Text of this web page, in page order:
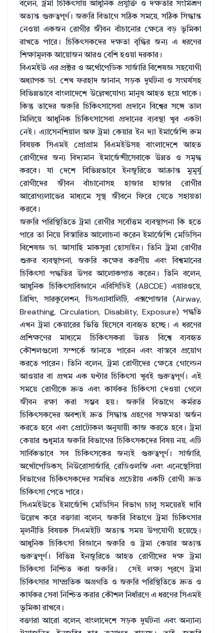
বলেন, ট্রমা চিকিৎসায় আধুনিক প্রযুক্তি ও দক্ষতার সংমিশ্রণ
অত্যন্ত গুরুত্বপূর্ণ। জরুরি বিভাগে সঠিক সময়ে, সঠিক সিদ্ধান্ত
নেওয়া একজন রোগীর জীবন বাঁচানোর ক্ষেত্রে বড় ভূমিকা
রাখতে পারে। চিকিৎসকদের দক্ষতা বৃদ্ধির জন্য এ ধরণের
শিক্ষামূলক আয়োজন আরও বেশি হওয়া দরকার।
বিএমইউ এর প্রক্টর ও অর্থোপেডিক সার্জারি বিশেষজ্ঞ সহযোগী
অধ্যাপক ডা. শেখ ফরহাদ জানান, সড়ক দুর্ঘটনা ও সংঘর্ষসহ
বিভিন্নভাবে বাংলাদেশে উল্লেখযোগ্য মানুষ আহত হয়ে থাকে।
কিন্তু তাদের জরুরি চিকিৎসাসেবা প্রদানে বিশ্বের সঙ্গে তাল
মিলিয়ে আধুনিক চিকিৎসাসেবা প্রদানের ব্যবস্থা খুব একটা
নেই। এ্যাসেনশিয়াল অফ ট্রমা কেয়ার ইন দ্যা ইমার্জেন্সি রুম
বিষয়ক সিএমই প্রোগ্রাম বিএমইউসহ বাংলাদেশে আহত
রোগীদের জন্য বিদ্যমান ইমার্জেন্সীসেবাকে উন্নত ও সমৃদ্ধ
করবে। যা দেশে বিভিন্নভাবে ইনজুরিতে আক্রান্ত মুমূর্ষু
রোগীদের জীবন বাঁচানোসহ হাজার হাজার রোগীর
আরোগ্যলাভের মাধ্যমে সুস্থ জীবনে ফিরে যেতে সহায়তা
করবে।
জরুরি পরিস্থিতিতে ট্রমা রোগীর সর্বোত্তম ব্যবস্থাপনা কি হতে
পারে তা নিয়ে বিস্তারিত আলোচনা করেন ইমার্জেন্সি মেডিসিন
বিশেষজ্ঞ ডা. আসাহি মাকসুরা হোসাইন। তিনি ট্রমা রোগীর
শুরুর ব্যবস্থাপনা, জরুরি কক্ষের করণীয় এবং বিশ্বমানের
চিকিৎসা পদ্ধতির উপর আলোকপাত করেন। তিনি বলেন,
আধুনিক চিকিৎসাবিজ্ঞানে এবিসিডিই (ABCDE) এয়ারওয়ে,
ব্রিথিং, সারকুলেশন, ডিসএ্যাবালিটি, এক্সপোজার (Airway,
Breathing, Circulation, Disability, Exposure) পদ্ধতি
এখন ট্রমা কেয়ারের ভিত্তি হিসেবে ব্যবহৃত হচ্ছে। এ ধরণের
প্রশিক্ষণের মাধ্যমে চিকিৎসকরা উন্নত বিশ্বে ব্যবহৃত
কৌশলগুলো সম্পর্কে জানতে পারেন এবং বাস্তবে প্রয়োগ
করতে পারেন। তিনি বলেন, ট্রমা রোগীদের ক্ষেত্রে গোল্ডেন
আওয়ার বা প্রথম এক ঘণ্টার চিকিৎসা খুবই গুরুত্বপূর্ণ। এই
সময়ে রোগীকে দ্রুত এবং কার্যকর চিকিৎসা দেওয়া গেলে
জীবন রক্ষা করা সম্ভব হয়। জরুরি বিভাগে কর্মরত
চিকিৎসকদের অবশ্যই দ্রুত সিদ্ধান্ত গ্রহণের সক্ষমতা অর্জন
করতে হবে এবং প্রোটোকল অনুযায়ী কাজ করতে হবে। ট্রমা
কেয়ার শুধুমাত্র জরুরি বিভাগের চিকিৎসকদের বিষয় নয়, এটি
সার্বিকভাবে সব চিকিৎসকের জন্যই গুরুত্বপূর্ণ। সার্জারি,
অর্থোপেডিকস, নিউরোসার্জারি, রেডিওলজি এবং এনেস্থেসিয়া
বিভাগের চিকিৎসকদের সমন্বিত প্রচেষ্টায় একটি রোগী দ্রুত
চিকিৎসা পেতে পারে।
সিএমইউতে ইমার্জেন্সি মেডিসিন বিভাগ চালু সময়েরই দাবি
উল্লেখ করে বক্তারা বলেন, জরুরি বিভাগে ট্রমা চিকিৎসার
মূলনীতি বিষয়ক সিএমইটি অত্যন্ত সময় উপযোগী হয়েছে।
আধুনিক চিকিৎসা বিজ্ঞানে জরুরি ও ট্রমা কেয়ার অত্যন্ত
গুরুত্বপূর্ণ। বিভিন্ন ইনজুরিতে আহত রোগীদের দক্ষ ট্রমা
চিকিৎসা নিশ্চিত করা জরুরি। সেই লক্ষ্য পূরণে ট্রমা
চিকিৎসার সাম্প্রতিক অগ্রগতি ও জরুরি পরিস্থিতিতে দ্রুত ও
কার্যকর সেবা নিশ্চিত করার কৌশল নির্ধারণে এ ধরণের সিএমই
ভূমিকা রাখবে।
বক্তারা আরো বলেন, বাংলাদেশে সড়ক দুর্ঘটনা এবং অন্যান্য